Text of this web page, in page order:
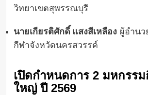
วิทยาเขตสุพรรณบุรี
นายเกียรติศักดิ์ แสงสีเหลืองผู้อำนว
กีฬาจังหวัดนครสวรรค์
เปิดกำหนดการ 2 มหกรรม
ใหญ่ ปี 2569